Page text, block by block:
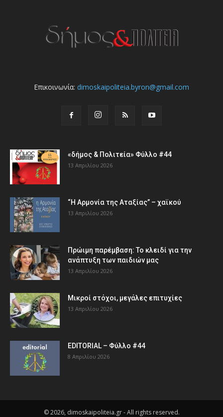
Επικοινωνία: dimoskaipoliteia.byron@gmail.com
«δήμος & Πολιτεία» Φύλλο #44
13 Απριλίου 2026
“Η Αρμονία της Αταξίας” – χαϊκού
13 Απριλίου 2026
Πρώιμη παρέμβαση: Το κλειδί για την
ανάπτυξη των παιδιών µας
13 Απριλίου 2026
Μικροί στόχοι, μεγάλες επιτυχίες
13 Απριλίου 2026
EDITORIAL – Φύλλο #44
8 Απριλίου 2026
© 2026, dimoskaipoliteia.gr - All rights reserved.